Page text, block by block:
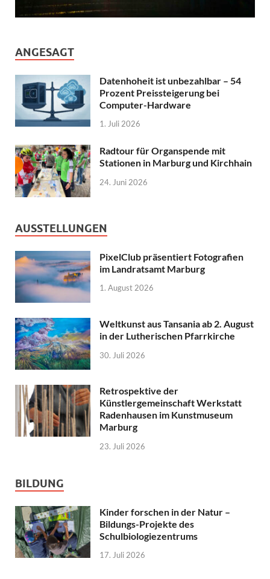
ANGESAGT
Datenhoheit ist unbezahlbar – 54
Prozent Preissteigerung bei
Computer-Hardware
1. Juli 2026
Radtour für Organspende mit
Stationen in Marburg und Kirchhain
24. Juni 2026
AUSSTELLUNGEN
PixelClub präsentiert Fotografien
im Landratsamt Marburg
1. August 2026
Weltkunst aus Tansania ab 2. August
in der Lutherischen Pfarrkirche
30. Juli 2026
Retrospektive der
Künstlergemeinschaft Werkstatt
Radenhausen im Kunstmuseum
Marburg
23. Juli 2026
BILDUNG
Kinder forschen in der Natur –
Bildungs-Projekte des
Schulbiologiezentrums
17. Juli 2026